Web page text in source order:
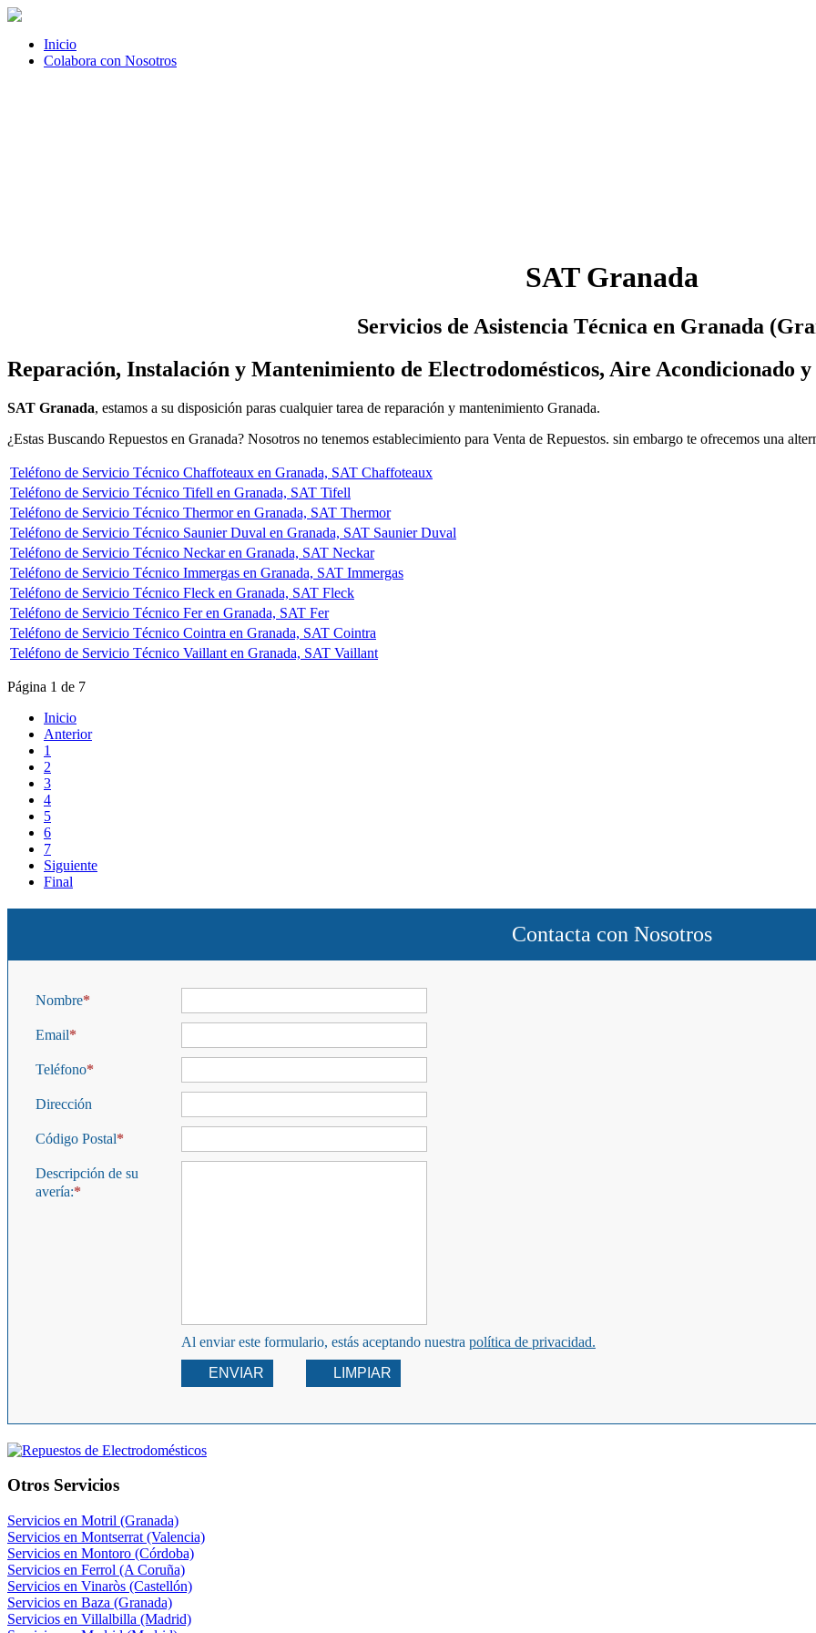
Inicio
Colabora con Nosotros
SAT Granada
Servicios de Asistencia Técnica en Granada
Reparación, Instalación y Mantenimiento de Electrodomésticos, Aire Acondicionado
SAT Granada, estamos a su disposición paras cualquier tarea de reparación y mantenimiento Granada.
¿Estas Buscando Repuestos en Granada? Nosotros no tenemos establecimiento para Venta de Repuestos. sin embargo te ofrecemos una
Teléfono de Servicio Técnico Chaffoteaux en Granada, SAT Chaffoteaux
Teléfono de Servicio Técnico Tifell en Granada, SAT Tifell
Teléfono de Servicio Técnico Thermor en Granada, SAT Thermor
Teléfono de Servicio Técnico Saunier Duval en Granada, SAT Saunier Duval
Teléfono de Servicio Técnico Neckar en Granada, SAT Neckar
Teléfono de Servicio Técnico Immergas en Granada, SAT Immergas
Teléfono de Servicio Técnico Fleck en Granada, SAT Fleck
Teléfono de Servicio Técnico Fer en Granada, SAT Fer
Teléfono de Servicio Técnico Cointra en Granada, SAT Cointra
Teléfono de Servicio Técnico Vaillant en Granada, SAT Vaillant
Página 1 de 7
Inicio
Anterior
1
2
3
4
5
6
7
Siguiente
Final
Contacta con Nosotros
Nombre
Email
Teléfono
Dirección
Código Postal
Descripción de su
avería:
Al enviar este formulario, estás aceptando nuestra política de privacidad.
ENVIAR
LIMPIAR
Otros Servicios
Servicios en Motril (Granada)
Servicios en Montserrat (Valencia)
Servicios en Montoro (Córdoba)
Servicios en Ferrol (A Coruña)
Servicios en Vinaròs (Castellón)
Servicios en Baza (Granada)
Servicios en Villalbilla (Madrid)